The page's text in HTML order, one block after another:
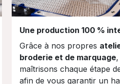
Une production 100 %
Grâce à nos propres
broderie et de marquage
maîtrisons chaque étape
afin de vous garantir un